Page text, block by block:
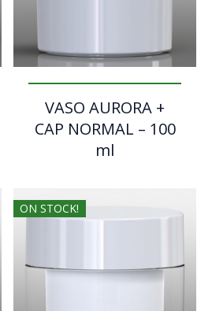
VASO AURORA +
CAP NORMAL – 100
ml
ON STOCK!